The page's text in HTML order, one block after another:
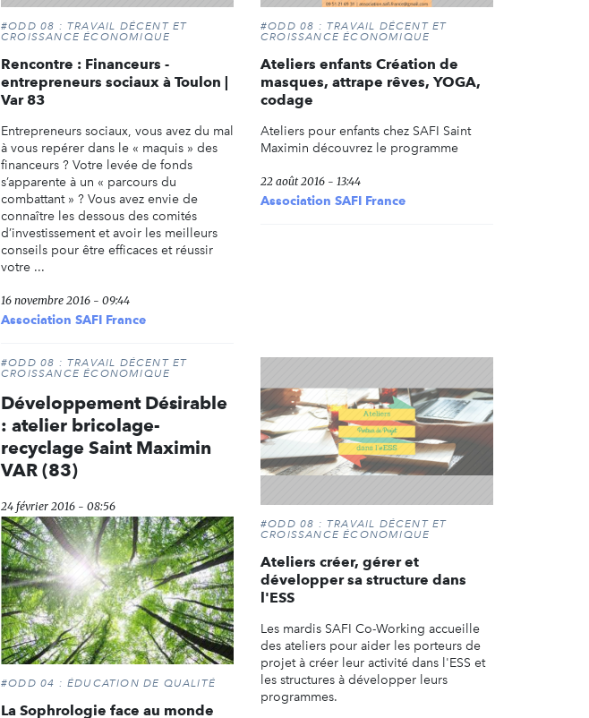
#ODD 08 : TRAVAIL DÉCENT ET
CROISSANCE ÉCONOMIQUE
Rencontre : Financeurs -
entrepreneurs sociaux à Toulon |
Var 83
Entrepreneurs sociaux, vous avez du mal
à vous repérer dans le « maquis » des
financeurs ? Votre levée de fonds
s’apparente à un « parcours du
combattant » ? Vous avez envie de
connaître les dessous des comités
d’investissement et avoir les meilleurs
conseils pour être efficaces et réussir
votre ...
16 novembre 2016 - 09:44
Association SAFI France
#ODD 08 : TRAVAIL DÉCENT ET
CROISSANCE ÉCONOMIQUE
Ateliers enfants Création de
masques, attrape rêves, YOGA,
codage
Ateliers pour enfants chez SAFI Saint
Maximin découvrez le programme
22 août 2016 - 13:44
Association SAFI France
#ODD 08 : TRAVAIL DÉCENT ET
CROISSANCE ÉCONOMIQUE
Développement Désirable
: atelier bricolage-
recyclage Saint Maximin
VAR (83)
24 février 2016 - 08:56
#ODD 04 : ÉDUCATION DE QUALITÉ
La Sophrologie face au monde
#ODD 08 : TRAVAIL DÉCENT ET
CROISSANCE ÉCONOMIQUE
Ateliers créer, gérer et
développer sa structure dans
l'ESS
Les mardis SAFI Co-Working accueille
des ateliers pour aider les porteurs de
projet à créer leur activité dans l'ESS et
les structures à développer leurs
programmes.